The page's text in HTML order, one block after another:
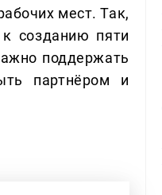
мест. Так,
созданию пяти
поддержать
партнёром и